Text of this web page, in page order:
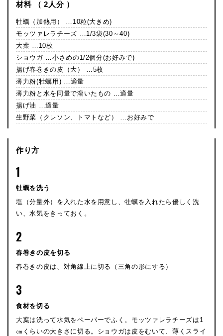
材料 （ 2人分 ）
牡蠣（加熱用） …10粒(大きめ)
モッツァレラチーズ …1/3袋(30～40)
大葉 …10枚
ショウガ …小さめの1/2個分(お好みで)
揚げ春巻きの皮（大） …5枚
薄力粉(牡蠣用) …適量
薄力粉と水を同量で溶いたもの …適量
揚げ油 …適量
生野菜（クレソン、トマトなど） …お好みで
作り方
1
牡蠣を洗う
塩（分量外）を入れた水を用意し、牡蠣を入れたら優しく洗
い、水気をきっておく。
2
春巻きの皮を切る
春巻きの皮は、対角線上に切る（三角の形にする）
3
食材を切る
大葉は洗って水気をペーパーでふく。モッツァレラチーズは1
㎝くらいの大きさに切る。ショウガは皮をむいて、薄くスライ